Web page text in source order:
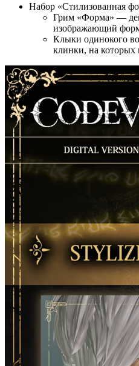
Набор «Стилизованная
Грим «Форма» —
изображающий
Клыки одинокого
клинки, на которых